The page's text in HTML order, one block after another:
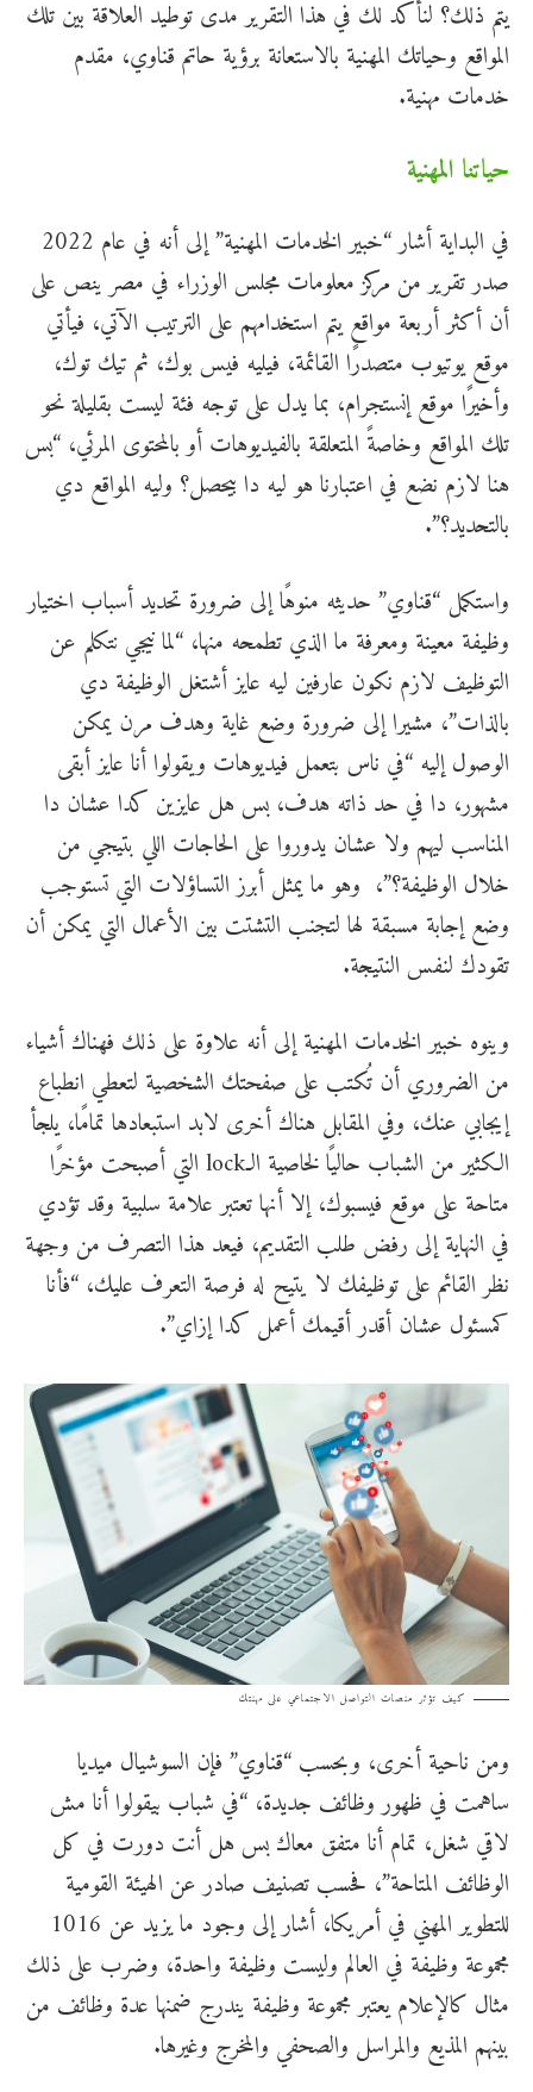
يتم ذلك؟ لنأكد لك في هذا التقرير مدى توطيد العلاقة بين تلك
المواقع وحياتك المهنية بالاستعانة برؤية حاتم قناوي، مقدم
خدمات مهنية.
حياتنا المهنية
في البداية أشار “خبير الخدمات المهنية” إلى أنه في عام 2022
صدر تقرير من مركز معلومات مجلس الوزراء في مصر ينص على
أن أكثر أربعة مواقع يتم استخدامهم على الترتيب الآتي، فيأتي
موقع يوتيوب متصدرًا القائمة، فيليه فيس بوك، ثم تيك توك،
وأخيرًا موقع إنستجرام، بما يدل على توجه فئة ليست بقليلة نحو
تلك المواقع وخاصةً المتعلقة بالفيديوهات أو بالمحتوى المرئي، “بس
هنا لازم نضع في اعتبارنا هو ليه دا بيحصل؟ وليه المواقع دي
بالتحديد؟”.
واستكمل “قناوي” حديثه منوهًا إلى ضرورة تحديد أسباب اختيار
وظيفة معينة ومعرفة ما الذي تطمحه منها، “لما نيجي نتكلم عن
التوظيف لازم نكون عارفين ليه عايز أشتغل الوظيفة دي
بالذات”، مشيرا إلى ضرورة وضع غاية وهدف مرن يمكن
الوصول إليه “في ناس بتعمل فيديوهات ويقولوا أنا عايز أبقى
مشهور، دا في حد ذاته هدف، بس هل عايزين كدا عشان دا
المناسب ليهم ولا عشان يدوروا على الحاجات اللي بتيجي من
خلال الوظيفة؟”، وهو ما يمثل أبرز التساؤلات التي تستوجب
وضع إجابة مسبقة لها لتجنب التشتت بين الأعمال التي يمكن أن
تقودك لنفس النتيجة.
وينوه خبير الخدمات المهنية إلى أنه علاوة على ذلك فهناك أشياء
من الضروري أن تُكتب على صفحتك الشخصية لتعطي انطباع
إيجابي عنك، وفي المقابل هناك أخرى لابد استبعادها تمامًا، يلجأ
الكثير من الشباب حاليًا لخاصية الـlock التي أصبحت مؤخرًا
متاحة على موقع فيسبوك، إلا أنها تعتبر علامة سلبية وقد تؤدي
في النهاية إلى رفض طلب التقديم، فيعد هذا التصرف من وجهة
نظر القائم على توظيفك لا يتيح له فرصة التعرف عليك، “فأنا
كمسئول عشان أقدر أقيمك أعمل كدا إزاي”.
كيف تؤثر منصات التواصل الاجتماعي على مهنتك
ومن ناحية أخرى، وبحسب “قناوي” فإن السوشيال ميديا
ساهمت في ظهور وظائف جديدة، “في شباب بيقولوا أنا مش
لاقي شغل، تمام أنا متفق معاك بس هل أنت دورت في كل
الوظائف المتاحة”، فحسب تصنيف صادر عن الهيئة القومية
للتطوير المهني في أمريكا، أشار إلى وجود ما يزيد عن 1016
مجموعة وظيفة في العالم وليست وظيفة واحدة، وضرب على ذلك
مثال كالإعلام يعتبر مجموعة وظيفة يندرج ضمنها عدة وظائف من
بينهم المذيع والمراسل والصحفي والمخرج وغيرها.